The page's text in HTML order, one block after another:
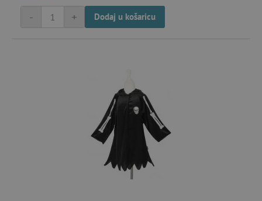
+
- Dodaj u košaricu